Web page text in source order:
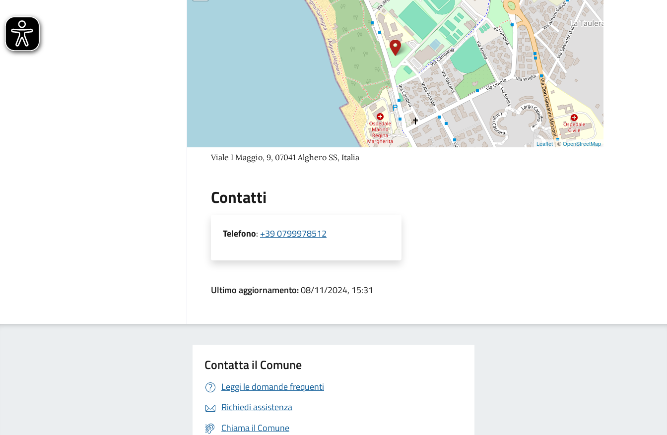
Leaflet| ©OpenStreetMap
Viale I Maggio, 9, 07041 Alghero SS, Italia
Contatti
Telefono: +39 0799978512
Ultimo aggiornamento:08/11/2024, 15:31
Contatta il Comune
Leggi le domande frequenti
Richiedi assistenza
Chiama il Comune